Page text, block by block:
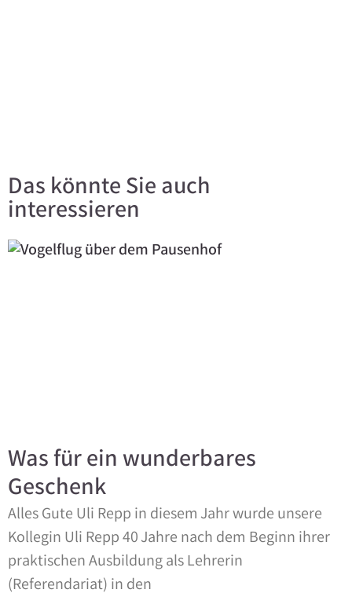
Das könnte Sie auch
interessieren
Was für ein wunderbares
Geschenk
Alles Gute Uli Repp in diesem Jahr wurde unsere
Kollegin Uli Repp 40 Jahre nach dem Beginn ihrer
praktischen Ausbildung als Lehrerin
(Referendariat) in den